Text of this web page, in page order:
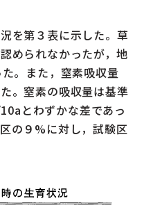
を第３表に示した。草
められなかったが，地
。また，窒素吸収量
。窒素の吸収量は基準
とわずかな差であっ
の９%に対し，試験区